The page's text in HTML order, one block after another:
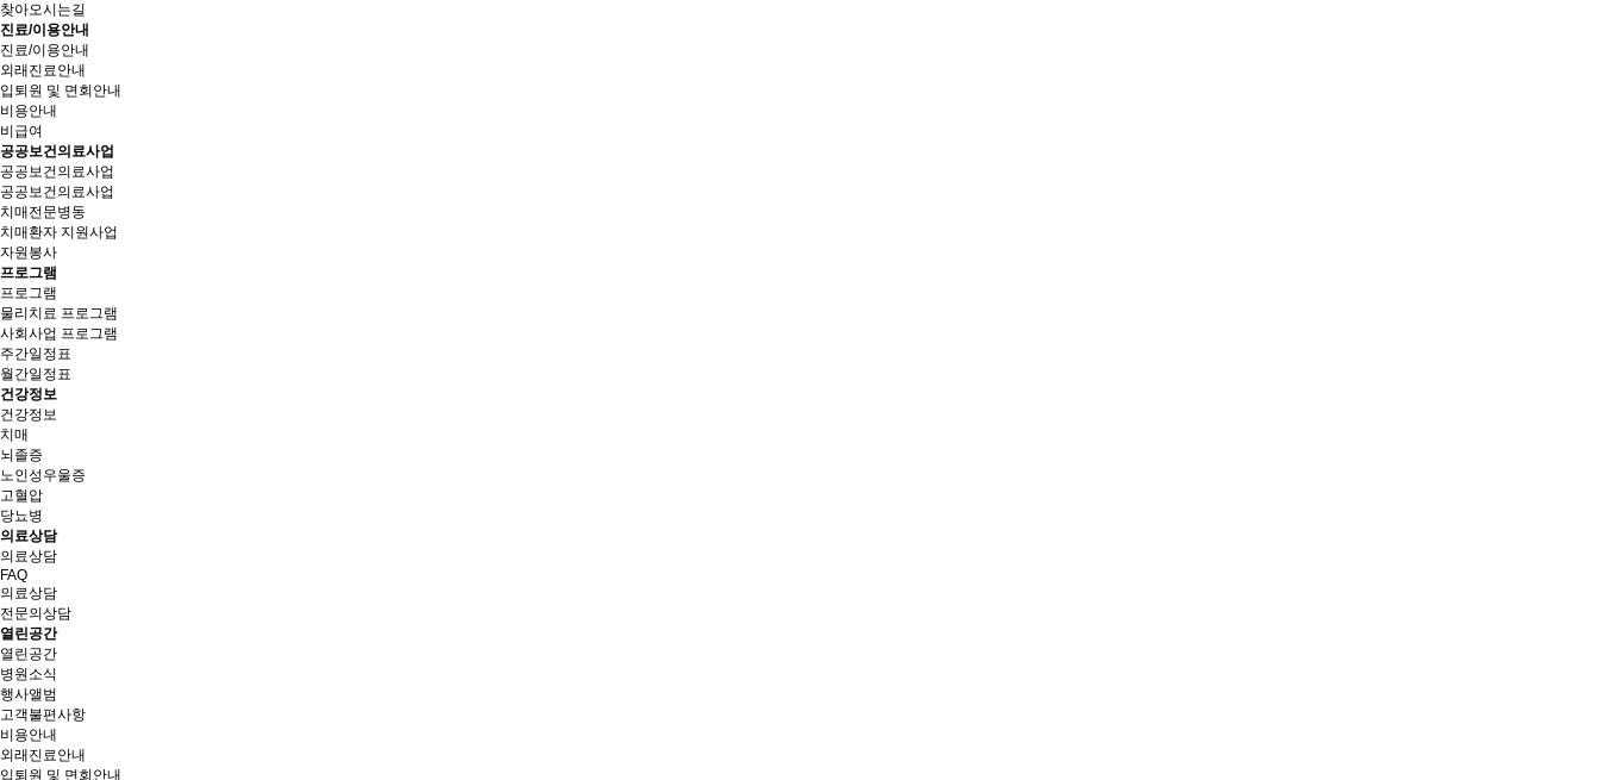
찾아오시는길
진료/이용안내
진료/이용안내
외래진료안내
입퇴원 및 면회안내
비용안내
비급여
공공보건의료사업
공공보건의료사업
공공보건의료사업
치매전문병동
치매환자 지원사업
자원봉사
프로그램
프로그램
물리치료 프로그램
사회사업 프로그램
주간일정표
월간일정표
건강정보
건강정보
치매
뇌졸증
노인성우울증
고혈압
당뇨병
의료상담
의료상담
FAQ
의료상담
전문의상담
열린공간
열린공간
병원소식
행사앨범
고객불편사항
비 용안내
외래진료안내
입퇴원 및 면회안내